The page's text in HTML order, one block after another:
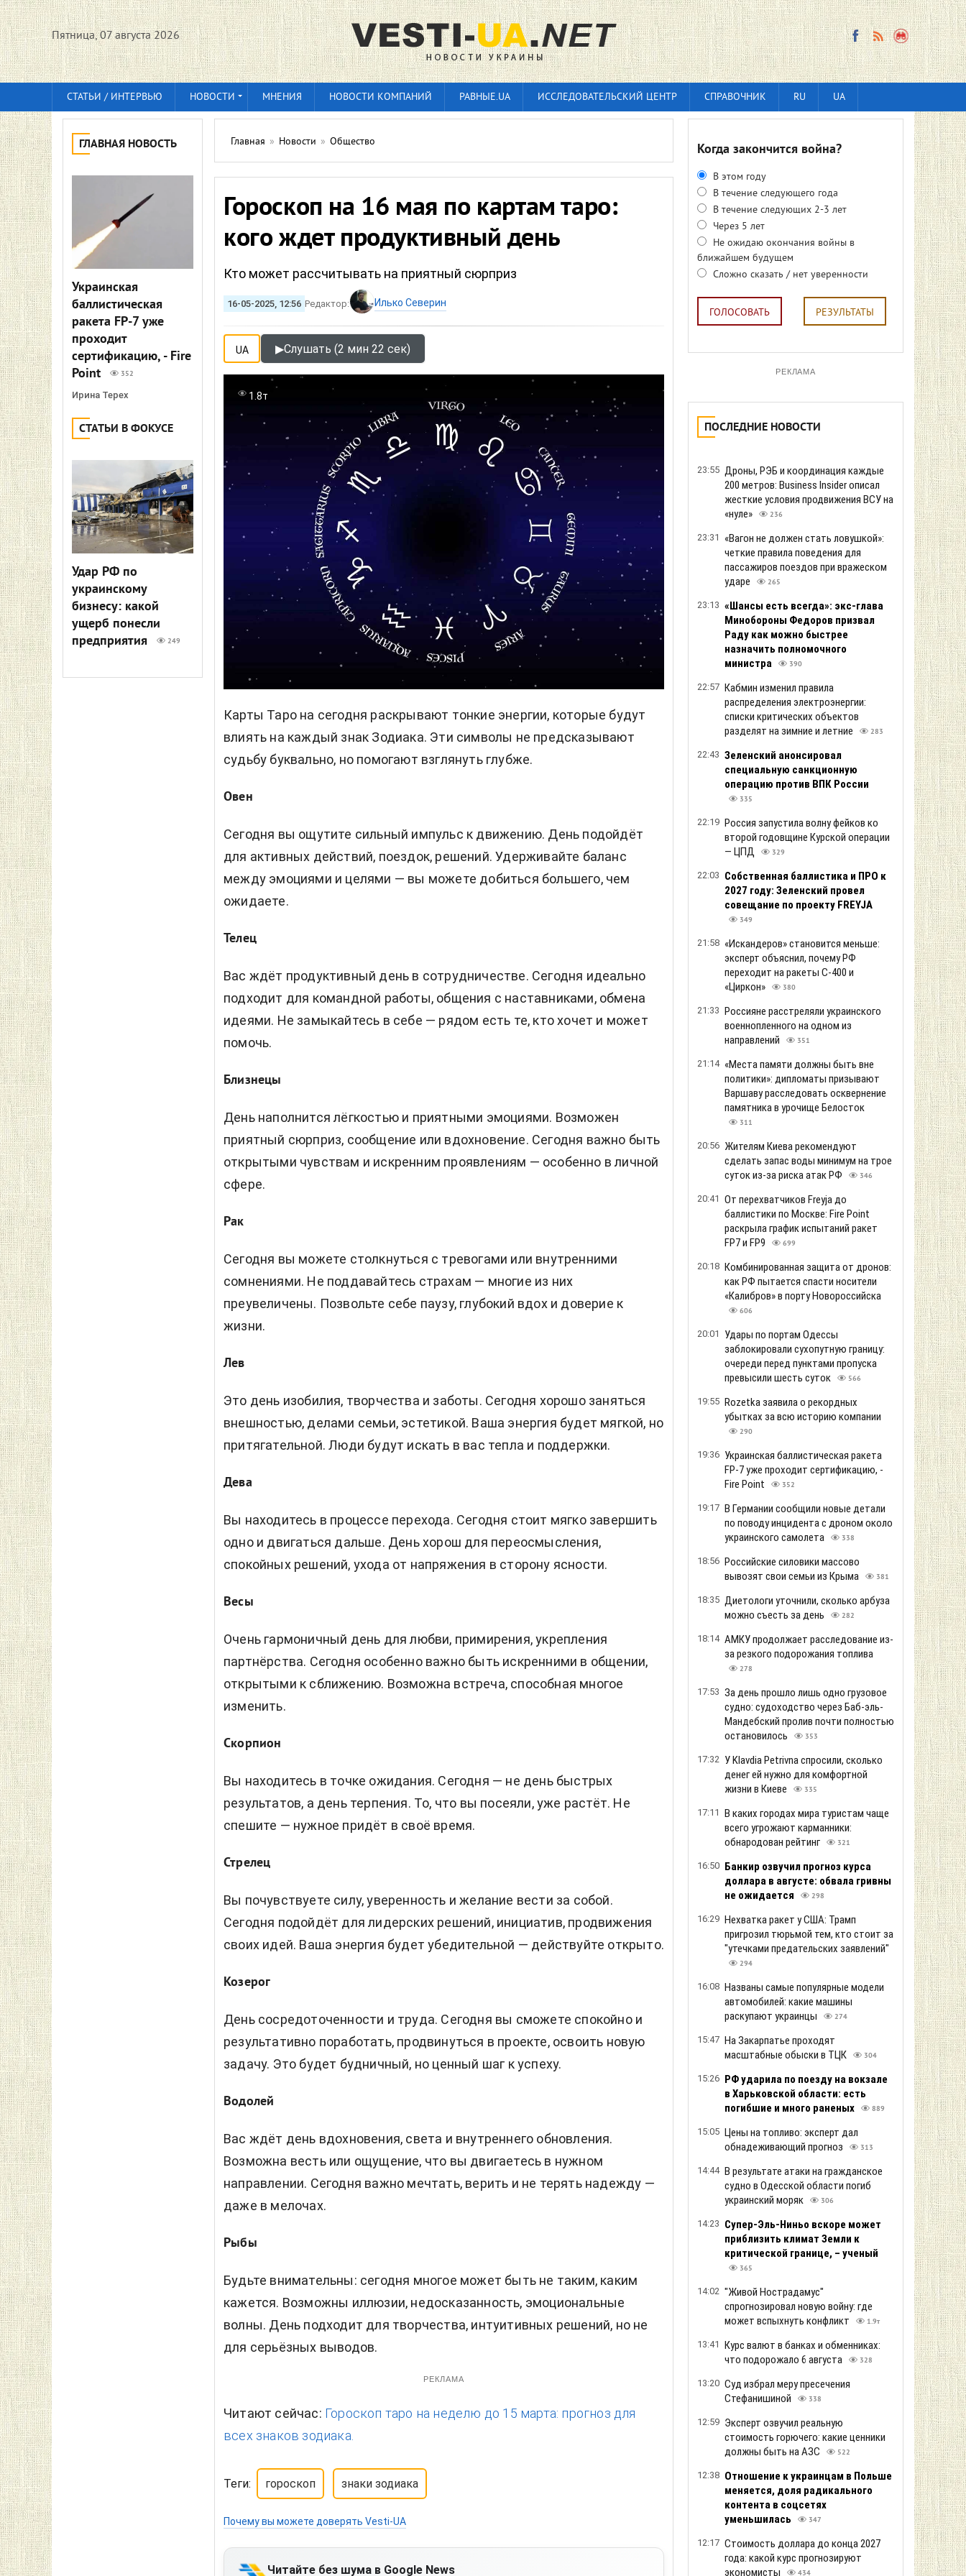
Пятница, 07 августа 2026
СТАТЬИ / ИНТЕРВЬЮ НОВОСТИ МНЕНИЯ НОВОСТИ КОМПАНИЙ РАВНЫЕ.UA ИССЛЕДОВАТЕЛЬСКИЙ ЦЕНТР СПРАВОЧНИК RU UA
ГЛАВНАЯ НОВОСТЬ
Украинская
баллистическая
ракета FP-7 уже
проходит
сертификацию, - Fire
Point
352
Ирина Терех
СТАТЬИ В ФОКУСЕ
Удар РФ по
украинскому
бизнесу: какой
ущерб понесли
предприятия
249
Главная » Новости » Общество
Гороскоп на 16 мая по картам таро:
кого ждет продуктивный день
Кто может рассчитывать на приятный сюрприз
16-05-2025, 12:56 Редактор: Илько Северин
UA ▶Слушать (2 мин 22 сек)
1.8т
Карты Таро на сегодня раскрывают тонкие энергии, которые будут
влиять на каждый знак Зодиака. Эти символы не предсказывают
судьбу буквально, но помогают взглянуть глубже.
Овен
Сегодня вы ощутите сильный импульс к движению. День подойдёт
для активных действий, поездок, решений. Удерживайте баланс
между эмоциями и целями — вы можете добиться большего, чем
ожидаете.
Телец
Вас ждёт продуктивный день в сотрудничестве. Сегодня идеально
подходит для командной работы, общения с наставниками, обмена
идеями. Не замыкайтесь в себе — рядом есть те, кто хочет и может
помочь.
Близнецы
День наполнится лёгкостью и приятными эмоциями. Возможен
приятный сюрприз, сообщение или вдохновение. Сегодня важно быть
открытыми чувствам и искренним проявлениям — особенно в личной
сфере.
Рак
Сегодня вы можете столкнуться с тревогами или внутренними
сомнениями. Не поддавайтесь страхам — многие из них
преувеличены. Позвольте себе паузу, глубокий вдох и доверие к
жизни.
Лев
Это день изобилия, творчества и заботы. Сегодня хорошо заняться
внешностью, делами семьи, эстетикой. Ваша энергия будет мягкой, но
притягательной. Люди будут искать в вас тепла и поддержки.
Дева
Вы находитесь в процессе перехода. Сегодня стоит мягко завершить
одно и двигаться дальше. День хорош для переосмысления,
спокойных решений, ухода от напряжения в сторону ясности.
Весы
Очень гармоничный день для любви, примирения, укрепления
партнёрства. Сегодня особенно важно быть искренними в общении,
открытыми к сближению. Возможна встреча, способная многое
изменить.
Скорпион
Вы находитесь в точке ожидания. Сегодня — не день быстрых
результатов, а день терпения. То, что вы посеяли, уже растёт. Не
спешите — нужное придёт в своё время.
Стрелец
Вы почувствуете силу, уверенность и желание вести за собой.
Сегодня подойдёт для лидерских решений, инициатив, продвижения
своих идей. Ваша энергия будет убедительной — действуйте открыто.
Козерог
День сосредоточенности и труда. Сегодня вы сможете спокойно и
результативно поработать, продвинуться в проекте, освоить новую
задачу. Это будет будничный, но ценный шаг к успеху.
Водолей
Вас ждёт день вдохновения, света и внутреннего обновления.
Возможна весть или ощущение, что вы двигаетесь в нужном
направлении. Сегодня важно мечтать, верить и не терять надежду —
даже в мелочах.
Рыбы
Будьте внимательны: сегодня многое может быть не таким, каким
кажется. Возможны иллюзии, недосказанность, эмоциональные
волны. День подходит для творчества, интуитивных решений, но не
для серьёзных выводов.
РЕКЛАМА
Читают сейчас: Гороскоп таро на неделю до 15 марта: прогноз для
всех знаков зодиака.
Теги: гороскоп знаки зодиака
Почему вы можете доверять Vesti-UA
Читайте без шума в Google News
Когда закончится война?
В этом году
В течение следующего года
В течение следующих 2-3 лет
Через 5 лет
Не ожидаю окончания войны в
ближайшем будущем
Сложно сказать / нет уверенности
ГОЛОСОВАТЬ РЕЗУЛЬТАТЫ
РЕКЛАМА
ПОСЛЕДНИЕ НОВОСТИ
23:55 Дроны, РЭБ и координация каждые
200 метров: Business Insider описал
жесткие условия продвижения ВСУ на
«нуле»
236
23:31
«Вагон не должен стать ловушкой»:
четкие правила поведения для
пассажиров поездов при вражеском
ударе
265
23:13 «Шансы есть всегда»: экс-глава
Минобороны Федоров призвал
Раду как можно быстрее
назначить полномочного
министра
390
22:57 Кабмин изменил правила
распределения электроэнергии:
списки критических объектов
разделят на зимние и летние
283
22:43 Зеленский анонсировал
специальную санкционную
операцию против ВПК России
335
22:19 Россия запустила волну фейков ко
второй годовщине Курской операции
— ЦПД
329
22:03 Собственная баллистика и ПРО к
2027 году: Зеленский провел
совещание по проекту FREYJA
349
21:58 «Искандеров» становится меньше:
эксперт объяснил, почему РФ
переходит на ракеты С-400 и
«Циркон»
380
21:33 Россияне расстреляли украинского
военнопленного на одном из
направлений
351
21:14 «Места памяти должны быть вне
политики»: дипломаты призывают
Варшаву расследовать осквернение
памятника в урочище Белосток
311
20:56 Жителям Киева рекомендуют
сделать запас воды минимум на трое
суток из-за риска атак РФ
346
20:41 От перехватчиков Freyja до
баллистики по Москве: Fire Point
раскрыла график испытаний ракет
FP7 и FP9
699
20:18 Комбинированная защита от дронов:
как РФ пытается спасти носители
«Калибров» в порту Новороссийска
606
20:01
Удары по портам Одессы
заблокировали сухопутную границу:
очереди перед пунктами пропуска
превысили шесть суток
566
19:55 Rozetka заявила о рекордных
убытках за всю историю компании
290
19:36 Украинская баллистическая ракета
FP-7 уже проходит сертификацию, -
Fire Point
352
19:17 В Германии сообщили новые детали
по поводу инцидента с дроном около
украинского самолета
338
18:56 Российские силовики массово
вывозят свои семьи из Крыма
381
18:35 Диетологи уточнили, сколько арбуза
можно съесть за день
282
18:14 АМКУ продолжает расследование из-
за резкого подорожания топлива
278
17:53 За день прошло лишь одно грузовое
судно: судоходство через Баб-эль-
Мандебский пролив почти полностью
остановилось
353
17:32 У Klavdia Petrivna спросили, сколько
денег ей нужно для комфортной
жизни в Киеве
335
17:11 В каких городах мира туристам чаще
всего угрожают карманники:
обнародован рейтинг
321
16:50 Банкир озвучил прогноз курса
доллара в августе: обвала гривны
не ожидается
298
16:29 Нехватка ракет у США: Трамп
пригрозил тюрьмой тем, кто стоит за
"утечками предательских заявлений"
294
16:08 Названы самые популярные модели
автомобилей: какие машины
раскупают украинцы
274
15:47 На Закарпатье проходят
масштабные обыски в ТЦК
304
15:26 РФ ударила по поезду на вокзале
в Харьковской области: есть
погибшие и много раненых
889
15:05 Цены на топливо: эксперт дал
обнадеживающий прогноз
313
14:44 В результате атаки на гражданское
судно в Одесской области погиб
украинский моряк
306
14:23 Супер-Эль-Ниньо вскоре может
приблизить климат Земли к
критической границе, – ученый
365
14:02 "Живой Нострадамус"
спрогнозировал новую войну: где
может вспыхнуть конфликт
1.9т
13:41 Курс валют в банках и обменниках:
что подорожало 6 августа
328
13:20 Суд избрал меру пресечения
Стефанишиной
338
12:59 Эксперт озвучил реальную
стоимость горючего: какие ценники
должны быть на АЗС
522
12:38 Отношение к украинцам в Польше
меняется, доля радикального
контента в соцсетях
уменьшилась
347
12:17 Стоимость доллара до конца 2027
года: какой курс прогнозируют
экономисты
434